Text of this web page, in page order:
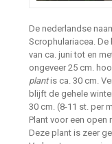
De nederlandse
Scrophulariacea.
van ca. juni tot en
ongeveer 25 cm.
plantis ca. 30 cm.
blijft de gehele
30 cm. (8-11 st. per
Plant voor een open
Deze plant is zeer